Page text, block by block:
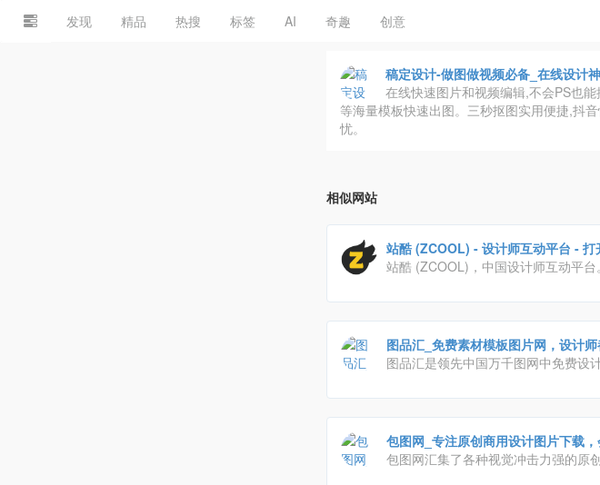
发现 精品 热搜 标签 AI 奇趣 创意
稿定设计-做图做视频必备_在线设计
在线快速图片和视频编辑,不会PS也
等海量模板快速出图。三秒抠图实用便捷,抖
忧。
相似网站
站酷 (ZCOOL) - 设计师互动平台 - 打
站酷 (ZCOOL)，中国设计师互动平
图品汇_免费素材模板图片网，设计
图品汇是领先中国万千图网中免费设
务于用户，精品原创，作品严格审核
包图网_专注原创商用设计图片下载
包图网汇集了各种视觉冲击力强的原